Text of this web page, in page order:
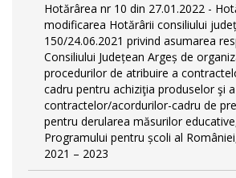
Hotărârea nr 10 din 27.01.2022 -
modificarea Hotărârii consiliului
150/24.06.2021 privind asumarea
Consiliului Județean Argeș de
procedurilor de atribuire a
cadru pentru achiziţia produselor şi a
contractelor/acordurilor-cadru de
pentru derularea măsurilor
Programului pentru școli al
2021 – 2023